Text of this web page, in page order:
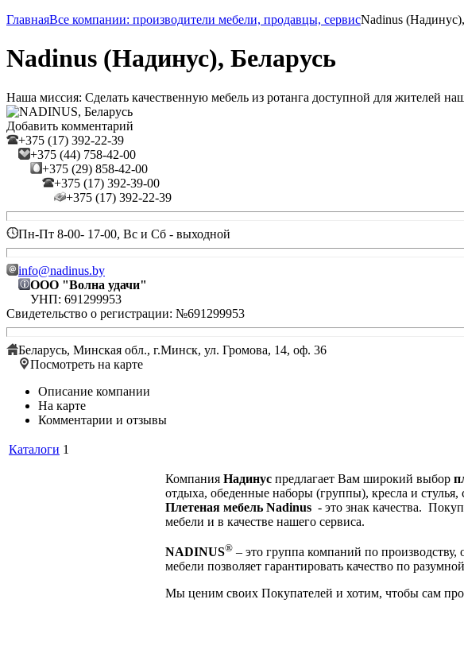
ГлавнаяВсе компании: производители мебели, продавцы, сервисNadinus
Nadinus (Надинус), Беларусь
Наша миссия: Сделать качественную мебель из ротанга доступной для жителей
Добавить комментарий
+375 (17) 392-22-39
+375 (44) 758-42-00
+375 (29) 858-42-00
+375 (17) 392-39-00
+375 (17) 392-22-39
Пн-Пт 8-00- 17-00, Вс и Сб - выходной
info@nadinus.by
ООО "Волна удачи"
УНП: 691299953
Свидетельство о регистрации: №691299953
Беларусь, Минская обл., г.Минск, ул. Громова, 14, оф. 36
Посмотреть на карте
Описание компании
На карте
Комментарии и отзывы
Каталоги 1
Компания Надинус предлагает Вам широкий выбор
отдыха, обеденные наборы (группы), кресла и
Плетеная мебель Nadinus - это знак качества.
мебели и в качестве нашего сервиса.
NADINUS® – это группа компаний по
мебели позволяет гарантировать качество по
Мы ценим своих Покупателей и хотим, чтобы сам